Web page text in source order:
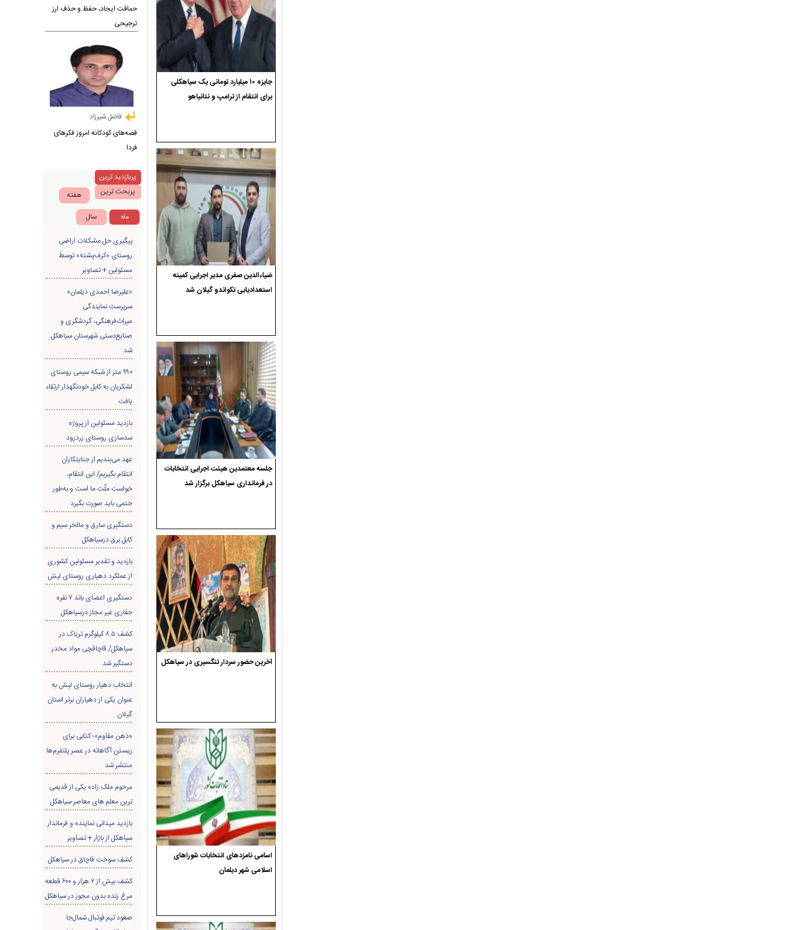
جایزه ۱۰ میلیارد تومانی یک سیاهکلی
برای انتقام از ترامپ و نتانیاهو
ضیاءالدین صفری مدیر اجرایی کمیته
استعدادیابی تکواندو گیلان شد
جلسه معتمدین هیئت اجرایی انتخابات
در فرمانداری سیاهکل برگزار شد
آخرین حضور سردار تنگسیری در سیاهکل
اسامی نامزدهای انتخابات شوراهای
اسلامی شهر دیلمان
حماقت ایجاد، حفظ و حذف ارز
ترجیحی
فاضل شیرزاد
قصه‌های کودکانه امروز فکرهای
فردا
پربازدید ترین
پربحث ترین
هفته
ماه
سال
پیگیری حل مشکلات اراضی
روستای «کرف‌پشته» توسط
مسئولین + تصاویر
«علیرضا احمدی دیلمان»
سرپرست نمایندگی
میراث‌فرهنگی، گردشگری و
صنایع‌دستی شهرستان سیاهکل
شد
۹۹۰ متر از شبکه سیمی روستای
لشکریان به کابل خودنگهدار ارتقاء
یافت
بازدید مسئولین از پروژه
سدسازی روستای زردرود
عهد می‌بندیم از جنایتکاران
انتقام بگیریم/ این انتقام،
خواست ملّت ما است و به‌طور
حتمی باید صورت بگیرد
دستگیری سارق و مالخر سیم و
کابل برق درسیاهکل
بازدید و تقدیر مسئولین کشوری
از عملکرد دهیاری روستای لیش
دستگیری اعضای باند ۷ نفره
حفاری غير مجاز درسیاهکل
کشف ۸.۵ کیلوگرم تریاک در
سیاهکل/ قاچاقچی مواد مخدر
دستگیر شد
انتخاب دهیار روستای لیش به
عنوان یکی از دهیاران برتر استان
گیلان
«ذهن مقاوم»؛ کتابی برای
زیستن آگاهانه در عصر پلتفرم‌ها
منتشر شد
مرحوم ملک زاده یکی از قدیمی
ترین معلم های معاصر سیاهکل
بازدید میدانی نماینده و فرماندار
سیاهکل از بازار + تصاویر
کشف سوخت قاچاق در سياهکل
کشف بیش از ۲ هزار و ۶۰۰ قطعه
مرغ زنده بدون مجوز در سیاهکل
صعود تیم فوتبال شمال‌جا‌